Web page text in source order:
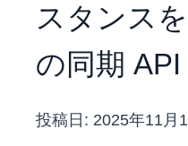
スタンス
の同期
投稿日: 2025年11月